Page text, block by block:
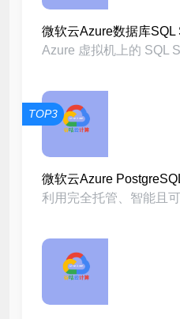
微软云Azure数据库SQL
Azure 虚拟机上的 SQL
TOP3
微软云Azure
利用完全托管、智能且